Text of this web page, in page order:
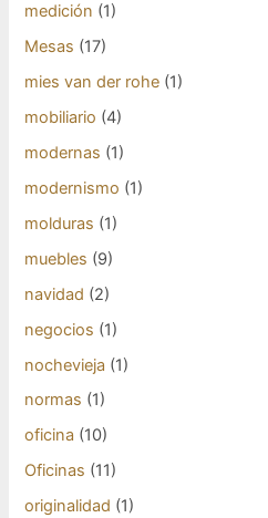
medición (1)
Mesas (17)
mies van der rohe (1)
mobiliario (4)
modernas (1)
modernismo (1)
molduras (1)
muebles (9)
navidad (2)
negocios (1)
nochevieja (1)
normas (1)
oficina (10)
Oficinas (11)
originalidad (1)